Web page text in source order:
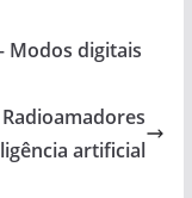
Modos digitais
artificial